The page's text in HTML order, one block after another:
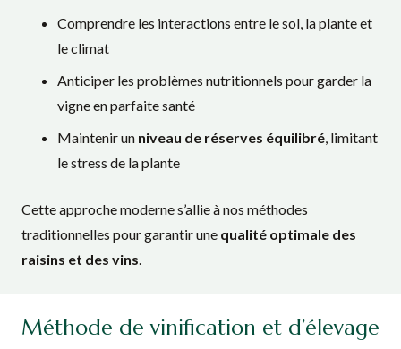
Comprendre les interactions entre le sol, la plante et
le climat
Anticiper les problèmes nutritionnels pour garder la
vigne en parfaite santé
Maintenir un niveau de réserves équilibré , limitant
le stress de la plante
Cette approche moderne s’allie à nos méthodes
traditionnelles pour garantir une qualité optimale des
raisins et des vins
Méthode de vinification et d’élevage